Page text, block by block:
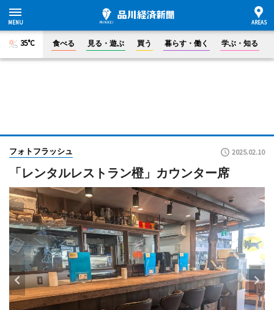
35°C 食べる 見る・遊ぶ 買う 暮らす・働く 学ぶ・知る
フォトフラッシュ 2025.02.10
「レンタルレストラン橙」カウンター席